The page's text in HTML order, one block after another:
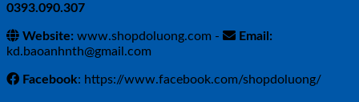
0393.090.307
Website: www.shopdoluong.com -
Email:
kd.baoanhnth@gmail.com
Facebook: https://www.facebook.com/shopdoluong/